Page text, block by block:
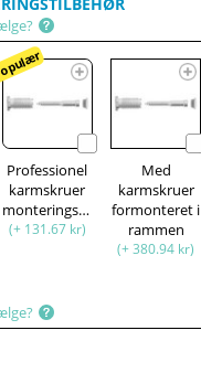
Professionel
karmskruer
monteringssæt
(+ 131.67 kr)
Med
karmskruer
formonteret i
rammen
(+ 380.94 kr)